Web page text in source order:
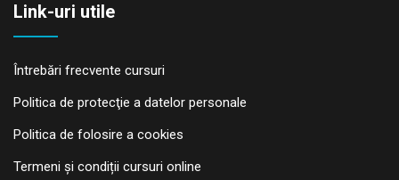
Link-uri utile
Întrebări frecvente cursuri
Politica de protecţie a datelor personale
Politica de folosire a cookies
Termeni și condiții cursuri online